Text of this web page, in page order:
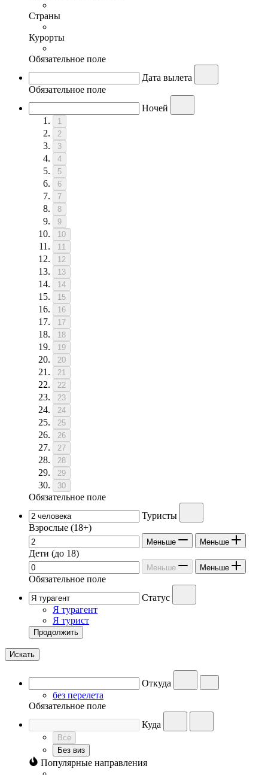
Страны
Курорты
Обязательное поле
Дата вылета
Обязательное поле
Ночей
1
2
3
4
5
6
7
8
9
10
11
12
13
14
15
16
17
18
19
20
21
22
23
24
25
26
27
28
29
30
Обязательное поле
Туристы
Взрослые (18+)
Меньше Меньше
Дети (до 18)
Меньше Меньше
Обязательное поле
Статус
Я турагент
Я турист
Продолжить
Искать
Откуда
без перелета
Обязательное поле
Куда
Все
Без виз
Популярные направления